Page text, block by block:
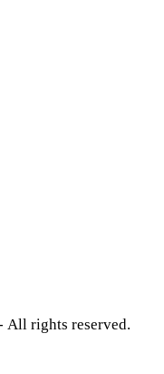
rights reserved.